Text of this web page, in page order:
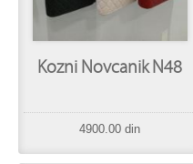
Kozni Novcanik N48
4900.00 din